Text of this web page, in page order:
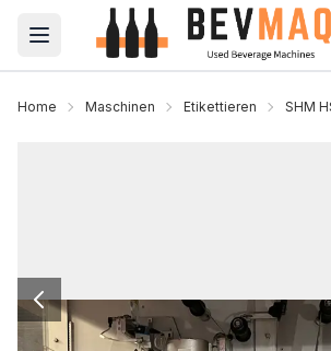
Open main menu
Home Maschinen Etikettieren SHM